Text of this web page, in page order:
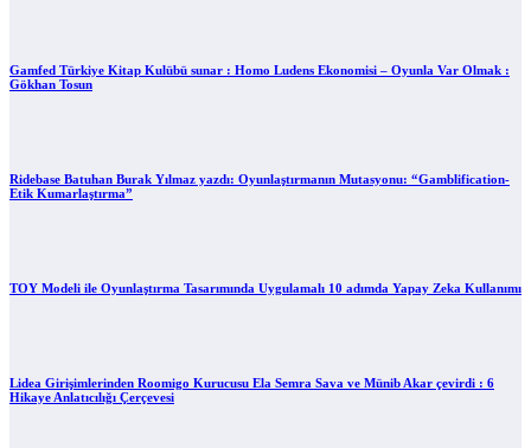
Gamfed Türkiye Kitap Kulübü sunar : Homo Ludens Ekonomisi – Oyunla Var Olmak :
Gökhan Tosun
Ridebase Batuhan Burak Yılmaz yazdı: Oyunlaştırmanın Mutasyonu: “Gamblification-
Etik Kumarlaştırma”
TOY Modeli ile Oyunlaştırma Tasarımında Uygulamalı 10 adımda Yapay Zeka Kullanımı
Lidea Girişimlerinden Roomigo Kurucusu Ela Semra Sava ve Münib Akar çevirdi : 6
Hikaye Anlatıcılığı Çerçevesi